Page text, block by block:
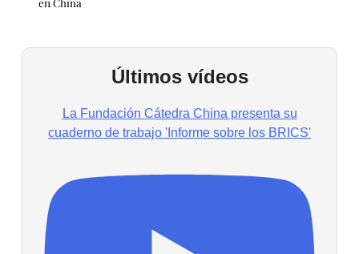
Últimos vídeos
La Fundación Cátedra China presenta su
cuaderno de trabajo 'Informe sobre los BRICS'